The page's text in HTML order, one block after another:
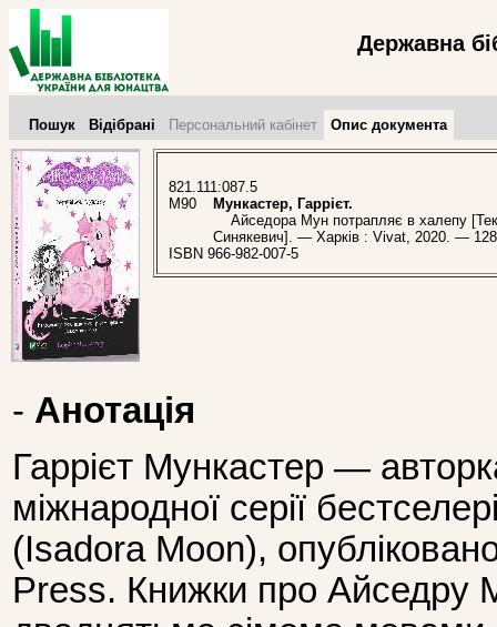
Державна
Пошук Відібрані Персональний кабінет Опис документа
821.111:087.5
М90
Мункастер, Гаррієт.
Айседора Мун потрапляє в халепу
Синякевич]. — Харків : Vivat, 2020. —
ISBN 966-982-007-5
- Анотація
Гаррієт Мункастер —
міжнародної серії
(Isadora Moon),
Press. Книжки про Айседру